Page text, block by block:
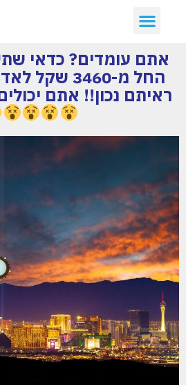
אתם עומדים? כדאי
ראיתם נכון!! אתם